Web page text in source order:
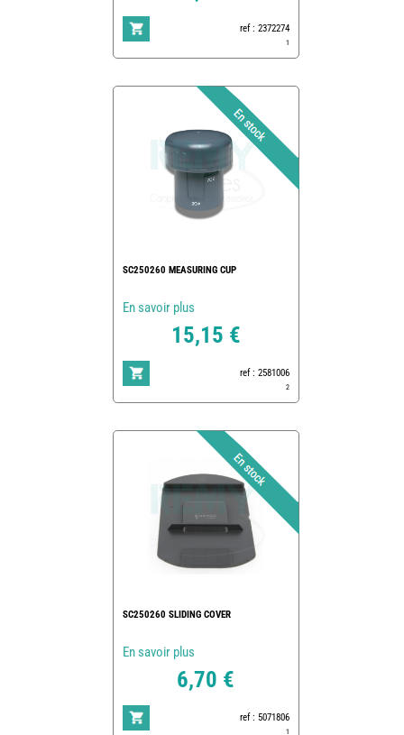
ref : 2372274
1
SC250260 MEASURING CUP
En savoir plus
15,15 €
ref : 2581006
2
SC250260 SLIDING COVER
En savoir plus
6,70 €
ref : 5071806
1